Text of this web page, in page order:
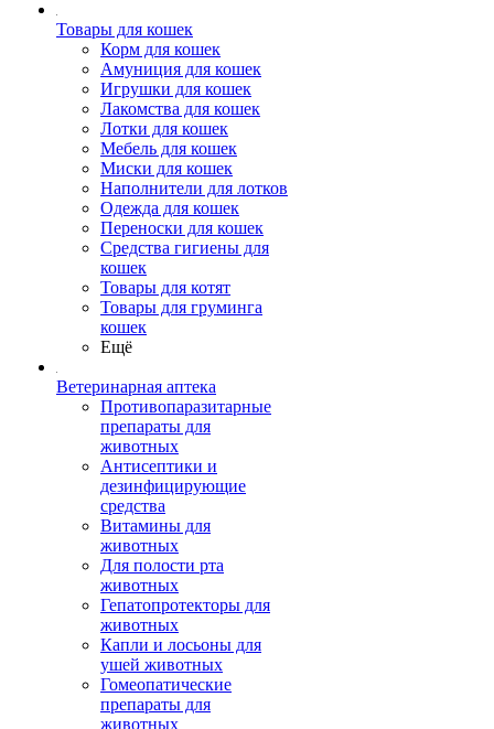
Товары для кошек
Корм для кошек
Амуниция для кошек
Игрушки для кошек
Лакомства для кошек
Лотки для кошек
Мебель для кошек
Миски для кошек
Наполнители для лотков
Одежда для кошек
Переноски для кошек
Средства гигиены для
кошек
Товары для котят
Товары для груминга
кошек
Ещё
Ветеринарная аптека
Противопаразитарные
препараты для
животных
Антисептики и
дезинфицирующие
средства
Витамины для
животных
Для полости рта
животных
Гепатопротекторы для
животных
Капли и лосьоны для
ушей животных
Гомеопатические
препараты для
животных